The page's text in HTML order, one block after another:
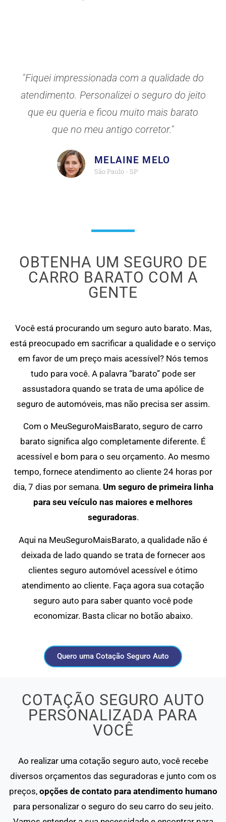
"Fiquei impressionada com a qualidade do
atendimento. Personalizei o seguro do jeito
que eu queria e ficou muito mais barato
que no meu antigo corretor."
MELAINE MELO
São Paulo - SP
OBTENHA UM SEGURO DE
CARRO BARATO COM A
GENTE
Você está procurando um seguro auto barato. Mas,
está preocupado em sacrificar a qualidade e o serviço
em favor de um preço mais acessível? Nós temos
tudo para você. A palavra “barato” pode ser
assustadora quando se trata de uma apólice de
seguro de automóveis, mas não precisa ser assim.
Com o MeuSeguroMaisBarato, seguro de carro
barato significa algo completamente diferente. É
acessível e bom para o seu orçamento. Ao mesmo
tempo, fornece atendimento ao cliente 24 horas por
dia, 7 dias por semana. Um seguro de primeira linha
para seu veículo nas maiores e melhores
seguradoras.
Aqui na MeuSeguroMaisBarato, a qualidade não é
deixada de lado quando se trata de fornecer aos
clientes seguro automóvel acessível e ótimo
atendimento ao cliente. Faça agora sua cotação
seguro auto para saber quanto você pode
economizar. Basta clicar no botão abaixo.
Quero uma Cotação Seguro Auto
COTAÇÃO SEGURO AUTO
PERSONALIZADA PARA
VOCÊ
Ao realizar uma cotação seguro auto, você recebe
diversos orçamentos das seguradoras e junto com os
preços, opções de contato para atendimento humano
para personalizar o seguro do seu carro do seu jeito.